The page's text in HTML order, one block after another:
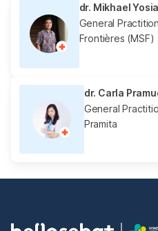
dr. Mikhael
General
Frontières (MSF)
dr. Carla
General
Pramita